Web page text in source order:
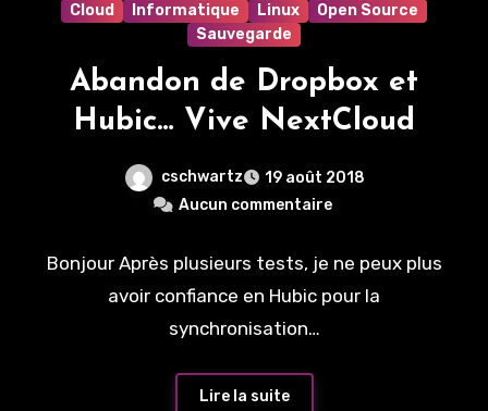
Cloud Informatique Linux
Open Source
Sauvegarde
Abandon de Dropbox et
Hubic… Vive NextCloud
cschwartz
19 août 2018
Aucun commentaire
Bonjour Après plusieurs tests, je ne peux plus
avoir confiance en Hubic pour la
synchronisation…
Lire la suite